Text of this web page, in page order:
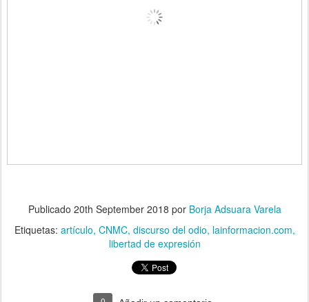
Publicado 20th September 2018 por Borja Adsuara Varela
Etiquetas: artículo CNMC discurso del odio lainformacion.com
libertad de expresión